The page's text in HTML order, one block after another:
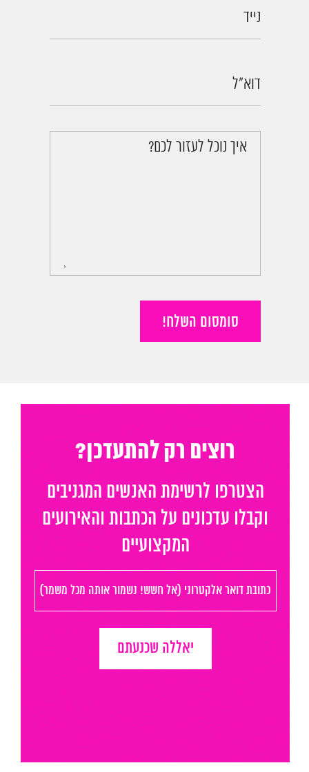
נייד
דוא"ל
איך נוכל לעזור לכם?
סומסום השלח!
רוצים רק להתעדכן?
הצטרפו לרשימת האנשים המגניבים
וקבלו עדכונים על הכתבות והאירועים
המקצועיים